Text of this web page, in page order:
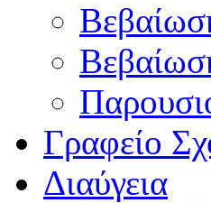
Γραφείο
Διαύγεια